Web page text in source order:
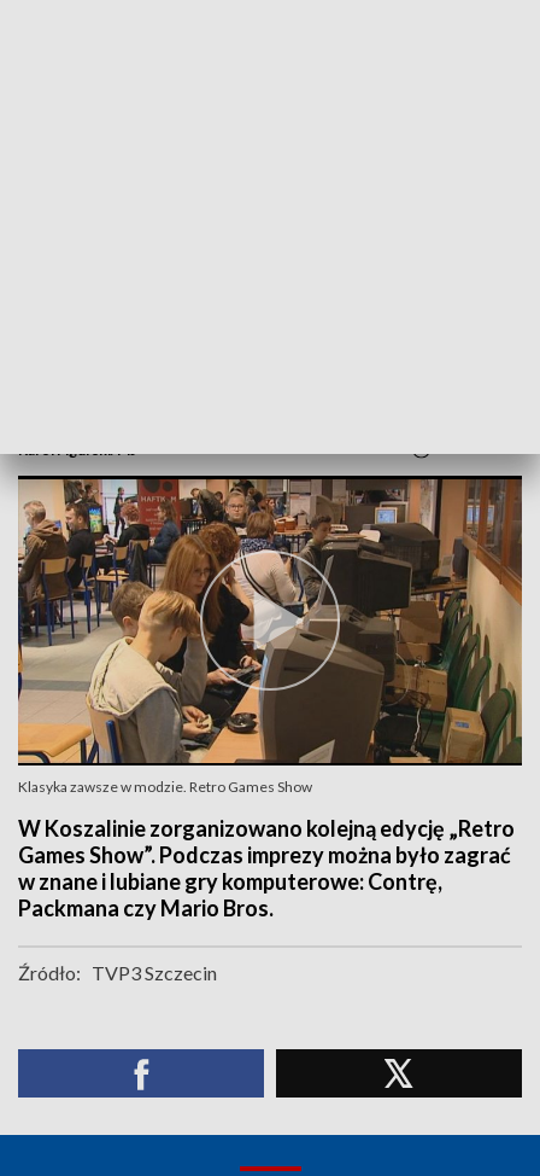
Karol Figurski/MJ
Klasyka zawsze w modzie. Retro Games Show
W Koszalinie zorganizowano kolejną edycję „Retro
Games Show”. Podczas imprezy można było zagrać
w znane i lubiane gry komputerowe: Contrę,
Packmana czy Mario Bros.
Źródło: TVP3 Szczecin